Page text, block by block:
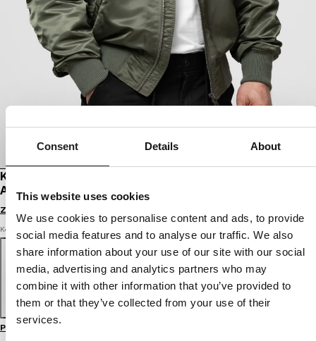
Consent Details About
This website uses cookies
We use cookies to personalise content and ads, to provide
social media features and to analyse our traffic. We also
share information about your use of our site with our social
media, advertising and analytics partners who may
combine it with other information that you’ve provided to
them or that they’ve collected from your use of their
services.
KURTKA BOMBERKA PRZEJŚCIOWA MA-1
AKRON
Zaloguj się by zobaczyć ceny
Kolor: olive
Przewodnik po rozmiarach